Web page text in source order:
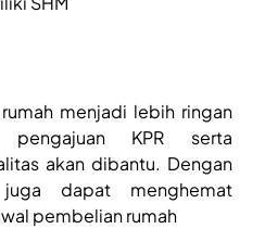
menjadi lebih ringan
KPR serta
akan dibantu. Dengan
dapat menghemat
pembelian rumah